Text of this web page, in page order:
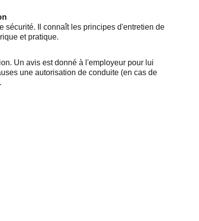
sécurité. Il connaît les principes d'entretien de
et pratique.
Un avis est donné à l'employeur pour lui
une autorisation de conduite (en cas de